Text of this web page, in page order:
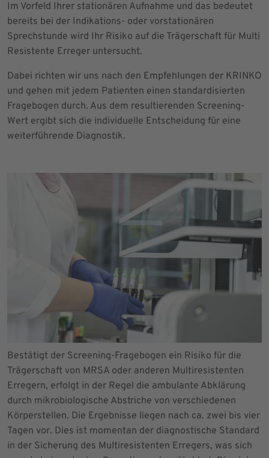
Im Vorfeld Ihrer stationären Aufnahme und das bedeutet
bereits bei der Indikations- oder vorstationären
Sprechstunde wird Ihr Risiko auf die Trägerschaft für Multi
Resistente Erreger untersucht.
Dabei richten wir uns nach den Empfehlungen der KRINKO
und gehen mit jedem Patienten einen standardisierten
Fragebogen durch. Aus dem resultierenden Screening-
Wert ergibt sich die individuelle Entscheidung für eine
weiterführende Diagnostik.
Bestätigt der Screening-Fragebogen ein Risiko für die
Trägerschaft von MRSA oder anderen Multiresistenten
Erregern, erfolgt in der Regel die ambulante Abklärung
durch mikrobiologische Abstriche von verschiedenen
Körperstellen. Die Ergebnisse liegen nach ca. zwei bis vier
Tagen vor. Dies ist momentan der diagnostische Standard
in der Sicherung des Multiresistenten Erregers, was sich